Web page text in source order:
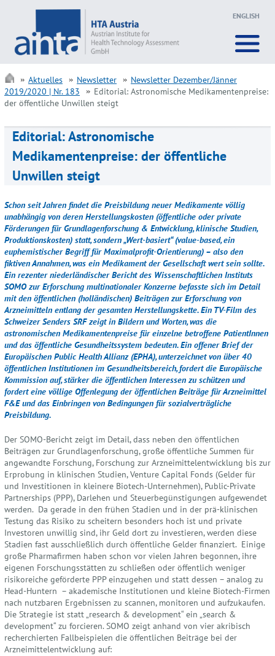
ENGLISH
Aktuelles Newsletter
Newsletter Dezember/Jänner
2019/2020 | Nr. 183
Editorial: Astronomische Medikamentenpreise:
der öffentliche Unwillen steigt
Editorial: Astronomische
Medikamentenpreise: der öffentliche
Unwillen steigt
Schon seit Jahren findet die Preisbildung neuer Medikamente völlig
unabhängig von deren Herstellungskosten (öffentliche oder private
Förderungen für Grundlagenforschung & Entwicklung, klinische Studien,
Produktionskosten) statt, sondern „Wert-basiert“ (value-based, ein
euphemistischer Begriff für Maximalprofit-Orientierung) – also den
fiktiven Annahmen, was ein Medikament der Gesellschaft wert sein sollte.
Ein rezenter niederländischer Bericht des Wissenschaftlichen Instituts
SOMO zur Erforschung multinationaler Konzerne befasste sich im Detail
mit den öffentlichen (holländischen) Beiträgen zur Erforschung von
Arzneimitteln entlang der gesamten Herstellungskette. Ein TV-Film des
Schweizer Senders SRF zeigt in Bildern und Worten, was die
astronomischen Medikamentenpreise für einzelne betroffene PatientInnen
und das öffentliche Gesundheitssystem bedeuten. Ein offener Brief der
Europäischen Public Health Allianz (EPHA), unterzeichnet von über 40
öffentlichen Institutionen im Gesundheitsbereich, fordert die Europäische
Kommission auf, stärker die öffentlichen Interessen zu schützen und
fordert eine völlige Offenlegung der öffentlichen Beiträge für Arzneimittel
F&E und das Einbringen von Bedingungen für sozialverträgliche
Preisbildung.
Der SOMO-Bericht zeigt im Detail, dass neben den öffentlichen
Beiträgen zur Grundlagenforschung, große öffentliche Summen für
angewandte Forschung, Forschung zur Arzneimittelentwicklung bis zur
Erprobung in klinischen Studien, Venture Capital Fonds (Gelder für
und Investitionen in kleinere Biotech-Unternehmen), Public-Private
Partnerships (PPP), Darlehen und Steuerbegünstigungen aufgewendet
werden. Da gerade in den frühen Stadien und in der prä-klinischen
Testung das Risiko zu scheitern besonders hoch ist und private
Investoren unwillig sind, ihr Geld dort zu investieren, werden diese
Stadien fast ausschließlich durch öffentliche Gelder finanziert. Einige
große Pharmafirmen haben schon vor vielen Jahren begonnen, ihre
eigenen Forschungsstätten zu schließen oder öffentlich weniger
risikoreiche geförderte PPP einzugehen und statt dessen – analog zu
Head-Huntern – akademische Institutionen und kleine Biotech-Firmen
nach nutzbaren Ergebnissen zu scannen, monitoren und aufzukaufen.
Die Strategie ist statt „research & development“ ein „search &
development“ zu forcieren. SOMO zeigt anhand von vier akribisch
recherchierten Fallbeispielen die öffentlichen Beiträge bei der
Arzneimittelentwicklung auf: